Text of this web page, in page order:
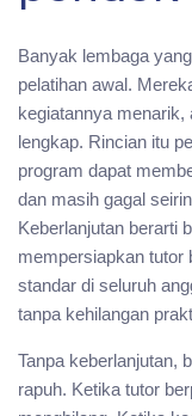
Banyak lembaga
pelatihan awal.
kegiatannya menarik,
lengkap. Rincian itu
program dapat
dan masih gagal
Keberlanjutan berarti
mempersiapkan tutor
standar di seluruh
tanpa kehilangan
Tanpa keberlanjutan,
rapuh. Ketika tutor